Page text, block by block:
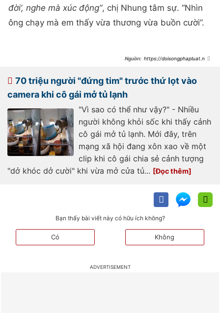
đời’, nghe mà xúc động”, chị Nhung tâm sự. “Nhìn
ông chạy mà em thấy vừa thương vừa buồn cười”.
https://doisongphapluat.ngu
co-gai-biet-ly-do-ai-cung-bat-ngo-
a486587.html
70 triệu người "đứng tim" trước thứ lọt vào
camera khi cô gái mở tủ lạnh
"Vì sao có thể như vậy?" - Nhiều
người không khỏi sốc khi thấy cảnh
cô gái mở tủ lạnh. Mới đây, trên
mạng xã hội đang xôn xao về một
clip khi cô gái chia sẻ cảnh tượng
"dở khóc dở cười" khi vừa mở cửa tủ...
Bạn thấy bài viết này có hữu ích không?
Có Không